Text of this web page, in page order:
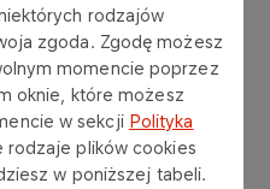
rodzajów
zgoda. Zgodę możesz
momencie poprzez
oknie, które możesz
w sekcji Polityka
rodzaje plików cookies
w poniższej tabeli.
nie tylko
standard realizacji
również osiągnąć
Oferty wyłonione w
względem
warunków, a